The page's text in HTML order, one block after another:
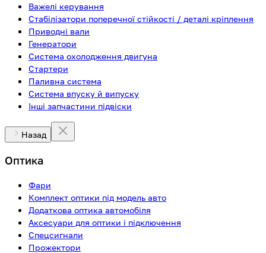
Важелі керування
Стабілізатори поперечної стійкості / деталі кріплення
Приводні вали
Генератори
Система охолодження двигуна
Стартери
Паливна система
Система впуску й випуску
Інші запчастини підвіски
Назад
Оптика
Фари
Комплект оптики під модель авто
Додаткова оптика автомобіля
Аксесуари для оптики і підключення
Спецсигнали
Прожектори